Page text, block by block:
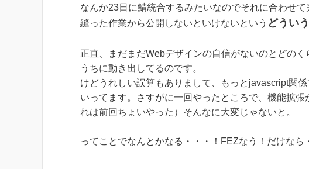
なんか23日に鯖統合するみたいなのでそれに合わせ
縫った作業から公開しないといけないという どうい
正直、まだまだWebデザインの自信がないのとどの
うちに動き出してるのです。
けどうれしい誤算もありまして、もっとjavascript関
いってます。さすがに一回やったところで、機能拡
れは前回ちょいやった）そんなに大変じゃないと。
ってことでなんとかなる・・・！FEZなう！だけなら